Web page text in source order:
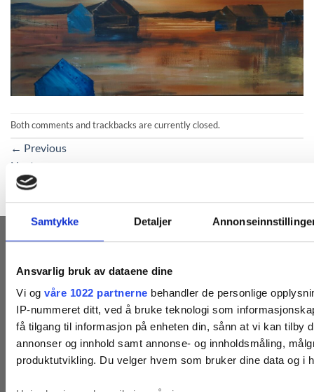
Samtykke Detaljer
Ansvarlig bruk av dataene dine
Vi og våre 1022 partnerne behandler de personlige
IP-nummeret ditt, ved å bruke teknologi som
få tilgang til informasjon på enheten din, sånn at vi kan tilby
annonser og innhold samt annonse- og innholdsmåling,
produktutvikling. Du velger hvem som bruker dine data og i
Both comments and trackbacks are currently closed.
← Previous
Next
MOTTA VÅRE NYHETSBREV